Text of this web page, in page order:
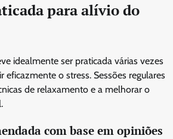
para alívio do
idealmente ser praticada várias vezes
eficazmente o stress. Sessões regulares
de relaxamento e a melhorar o
com base em opiniões